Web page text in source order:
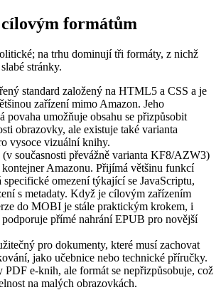
formátům
na trhu dominují tři formáty, z nichž
stránky.
standard založený na HTML5 a CSS a je
zařízení mimo Amazon. Jeho
povaha umožňuje obsahu se přizpůsobit
obrazovky, ale existuje také varianta
vysoce vizuální knihy.
(v současnosti převážně varianta KF8/AZW3)
Amazonu. Přijímá většinu funkcí
omezení týkající se JavaScriptu,
s metadaty. Když je cílovým zařízením
do MOBI je stále praktickým krokem, i
přímé nahrání EPUB pro novější
pro dokumenty, které musí zachovat
jako učebnice nebo technické příručky.
e‑knih, ale formát se nepřizpůsobuje, což
na malých obrazovkách.